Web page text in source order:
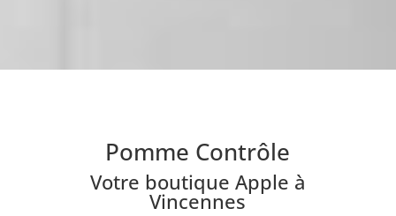
Pomme Contrôle
Votre boutique Apple à
Vincennes